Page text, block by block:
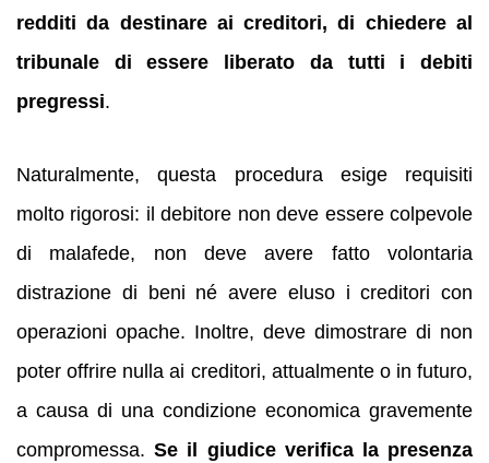
redditi da destinare ai creditori, di chiedere al
tribunale di essere liberato da tutti i debiti
pregressi.
Naturalmente, questa procedura esige requisiti
molto rigorosi: il debitore non deve essere colpevole
di malafede, non deve avere fatto volontaria
distrazione di beni né avere eluso i creditori con
operazioni opache. Inoltre, deve dimostrare di non
poter offrire nulla ai creditori, attualmente o in futuro,
a causa di una condizione economica gravemente
compromessa.Se il giudice verifica la presenza